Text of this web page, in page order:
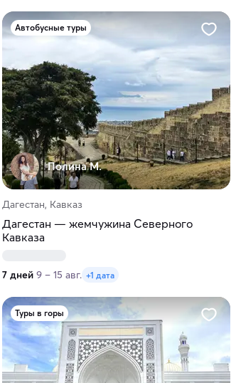
Автобусные туры
Полина М.
Дагестан, Кавказ
Дагестан — жемчужина Северного
Кавказа
7 дней 9 – 15 авг. +1 дата
Туры в горы